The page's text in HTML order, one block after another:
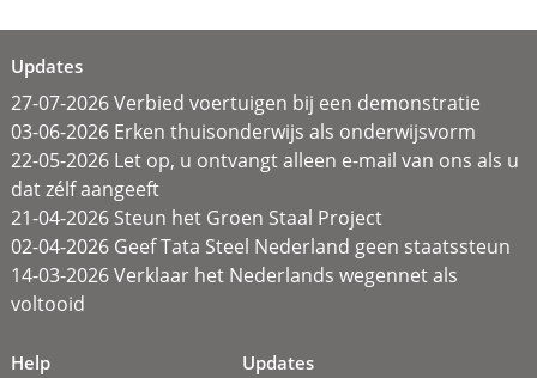
Updates
27-07-2026 Verbied voertuigen bij een demonstratie
03-06-2026 Erken thuisonderwijs als onderwijsvorm
22-05-2026 Let op, u ontvangt alleen e-mail van ons als u
dat zélf aangeeft
21-04-2026 Steun het Groen Staal Project
02-04-2026 Geef Tata Steel Nederland geen staatssteun
14-03-2026 Verklaar het Nederlands wegennet als
voltooid
Help
Updates